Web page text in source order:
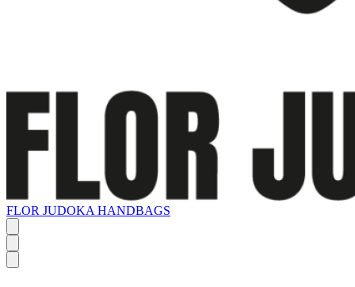
FLOR JUDOKA HANDBAGS